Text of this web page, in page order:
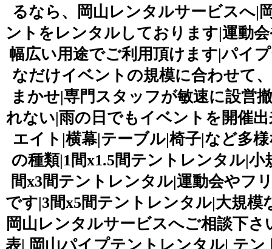
るなら、岡山レンタルサービスへ|
ントをレンタルしております|運動
幅広い用途でご利用頂けます|パイ
なだけイベントの規模に合わせて
まかせ|専門スタッフが敏速に設営
れない|雨の日でもイベントを開催
エイト|横幕|テーブル|椅子|など多
の種類|1間x1.5間テントレンタル|
間x3間テントレンタル|運動会やフ
です|3間x5間テントレンタル|大規
岡山レンタルサービスへご相談下
表| 岡山パイプテントレンタル| テ